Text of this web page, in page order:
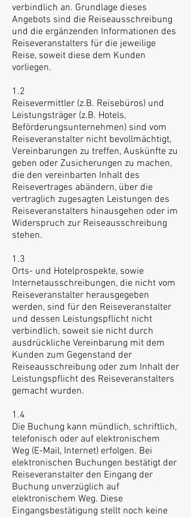
verbindlich an. Grundlage dieses
Angebots sind die Reiseausschreibung
und die ergänzenden Informationen des
Reiseveranstalters für die jeweilige
Reise, soweit diese dem Kunden
vorliegen.
1.2
Reisevermittler (z.B. Reisebüros) und
Leistungsträger (z.B. Hotels,
Beförderungsunternehmen) sind vom
Reiseveranstalter nicht bevollmächtigt,
Vereinbarungen zu treffen, Auskünfte zu
geben oder Zusicherungen zu machen,
die den vereinbarten Inhalt des
Reisevertrages abändern, über die
vertraglich zugesagten Leistungen des
Reiseveranstalters hinausgehen oder im
Widerspruch zur Reiseausschreibung
stehen.
1.3
Orts- und Hotelprospekte, sowie
Internetausschreibungen, die nicht vom
Reiseveranstalter herausgegeben
werden, sind für den Reiseveranstalter
und dessen Leistungspflicht nicht
verbindlich, soweit sie nicht durch
ausdrückliche Vereinbarung mit dem
Kunden zum Gegenstand der
Reiseausschreibung oder zum Inhalt der
Leistungspflicht des Reiseveranstalters
gemacht wurden.
1.4
Die Buchung kann mündlich, schriftlich,
telefonisch oder auf elektronischem
Weg (E-Mail, Internet) erfolgen. Bei
elektronischen Buchungen bestätigt der
Reiseveranstalter den Eingang der
Buchung unverzüglich auf
elektronischem Weg. Diese
Eingangsbestätigung stellt noch keine